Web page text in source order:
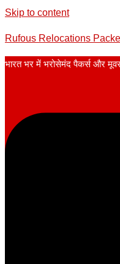
Skip to content
Rufous Relocations
भारत भर में भरोसेमंद पैकर्स और